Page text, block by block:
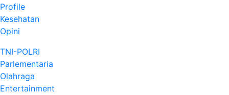
Profile
Kesehatan
Opini
TNI-POLRI
Parlementaria
Olahraga
Entertainment